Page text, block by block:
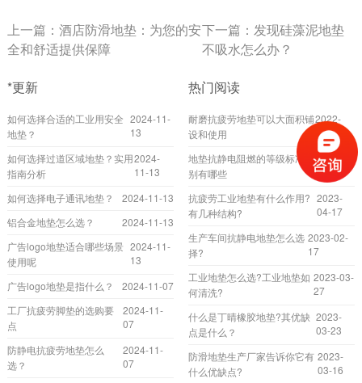
上一篇： 酒店防滑地垫：为您的安
全和舒适提供保障
下一篇：发现硅藻泥地垫
不吸水怎么办？
*更新
如何选择合适的工业用安全
地垫？
2024-11-
13
如何选择过道区域地垫？实用
指南分析
2024-
11-13
如何选择电子通讯地垫？
2024-11-13
铝合金地垫怎么选？
2024-11-13
广告logo地垫适合哪些场景
使用呢
2024-11-
13
广告logo地垫是指什么？
2024-11-07
工厂抗疲劳脚垫的选购要
点
2024-11-
07
防静电抗疲劳地垫怎么
选？
2024-11-
07
热门阅读
耐磨抗疲劳地垫可以大面积铺
设和使用
2022-
10-20
地垫抗静电阻燃的等级标准分
别有哪些
2022-
02-24
抗疲劳工业地垫有什么作用?
有几种结构?
2023-
04-17
生产车间抗静电地垫怎么选
择?
2023-02-
17
工业地垫怎么选?工业地垫如
何清洗?
2023-03-
27
什么是丁晴橡胶地垫?其优缺
点是什么？
2023-
03-23
防滑地垫生产厂家告诉你它有
什么优缺点?
2023-
03-16